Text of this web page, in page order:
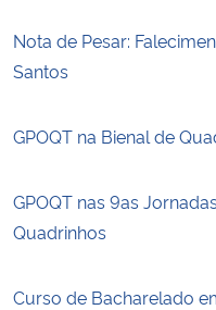
Nota de Pesar:
Santos
GPOQT na Bienal de
GPOQT nas 9as
Quadrinhos
Curso de Bacharelado